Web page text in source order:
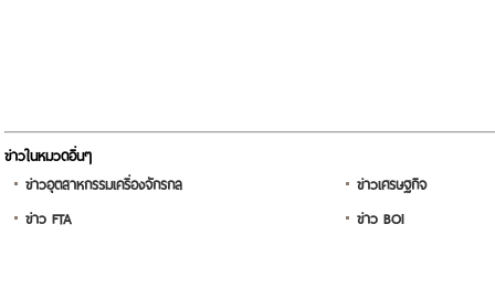
ข่าวในหมวดอื่นๆ
ข่าวอุตสาหกรรมเครื่องจักรกล
ข่าวเศรษฐกิจ
ข่าว FTA
ข่าว BOI